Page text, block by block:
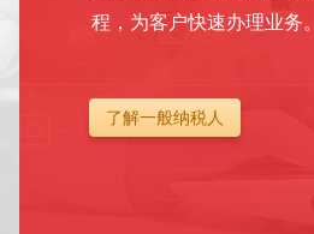
程，为客户快速办理业务。
了解一般纳税人